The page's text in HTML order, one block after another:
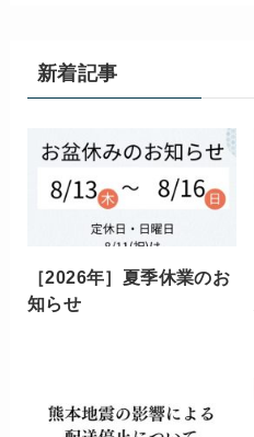
新着記事
［2026年］夏季休業のお
知らせ